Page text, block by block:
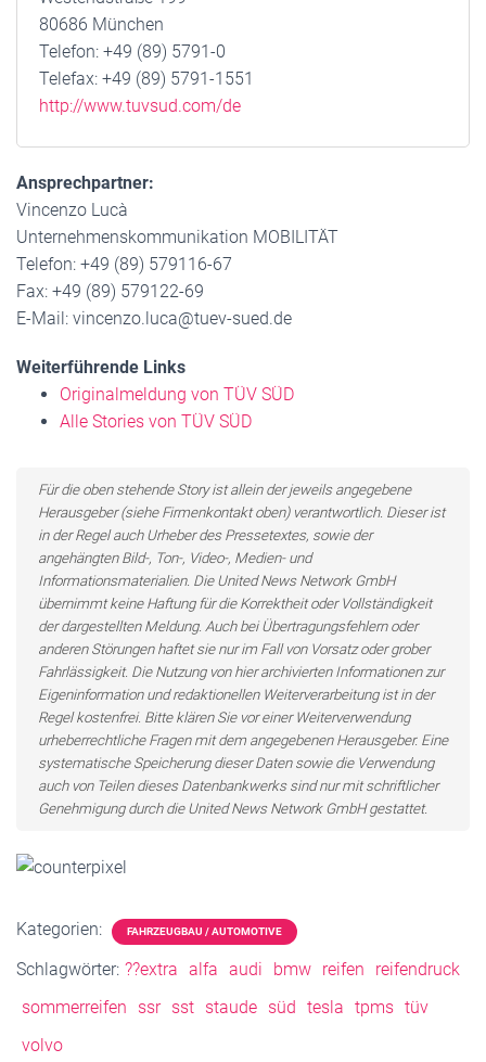
80686 München
Telefon: +49 (89) 5791-0
Telefax: +49 (89) 5791-1551
http://www.tuvsud.com/de
Ansprechpartner:
Vincenzo Lucà
Unternehmenskommunikation MOBILITÄT
Telefon: +49 (89) 579116-67
Fax: +49 (89) 579122-69
E-Mail: vincenzo.luca@tuev-sued.de
Weiterführende Links
Originalmeldung von TÜV SÜD
Alle Stories von TÜV SÜD
Für die oben stehende Story ist allein der jeweils angegebene
Herausgeber (siehe Firmenkontakt oben) verantwortlich. Dieser ist
in der Regel auch Urheber des Pressetextes, sowie der
angehängten Bild-, Ton-, Video-, Medien- und
Informationsmaterialien. Die United News Network GmbH
übernimmt keine Haftung für die Korrektheit oder Vollständigkeit
der dargestellten Meldung. Auch bei Übertragungsfehlern oder
anderen Störungen haftet sie nur im Fall von Vorsatz oder grober
Fahrlässigkeit. Die Nutzung von hier archivierten Informationen zur
Eigeninformation und redaktionellen Weiterverarbeitung ist in der
Regel kostenfrei. Bitte klären Sie vor einer Weiterverwendung
urheberrechtliche Fragen mit dem angegebenen Herausgeber. Eine
systematische Speicherung dieser Daten sowie die Verwendung
auch von Teilen dieses Datenbankwerks sind nur mit schriftlicher
Genehmigung durch die United News Network GmbH gestattet.
Kategorien: FAHRZEUGBAU / AUTOMOTIVE
Schlagwörter: ??extra alfa audi bmw reifen
reifendruck
sommerreifen
ssr sst staude süd tesla tpms tüv
volvo